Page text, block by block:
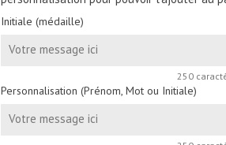
Initiale (médaille)
250
Personnalisation (Prénom, Mot ou Initiale)